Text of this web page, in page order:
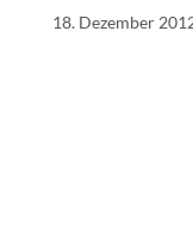
18. Dezember